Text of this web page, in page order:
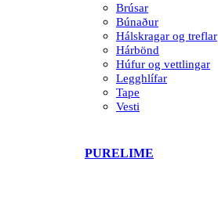
Brúsar
Búnaður
Hálskragar og treflar
Hárbönd
Húfur og vettlingar
Legghlífar
Tape
Vesti
PURELIME